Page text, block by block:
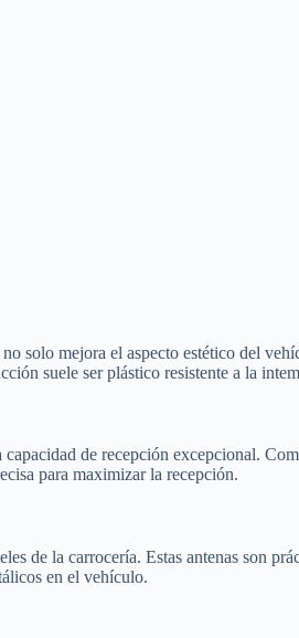
solo mejora el aspecto estético del
suele ser plástico resistente a la
de recepción excepcional.
para maximizar la recepción.
de la carrocería. Estas antenas son
en el vehículo.